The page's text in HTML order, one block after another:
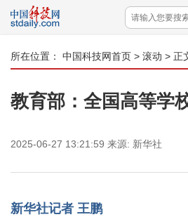
所在位置： 中国科技网首页 > 滚动 > 正
教育部：全国高等学
2025-06-27 13:21:59 来源: 新华社
新华社记者 王鹏